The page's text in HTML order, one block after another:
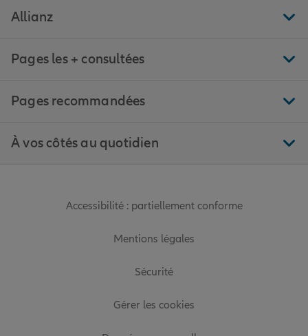
Allianz
Pages les + consultées
Pages recommandées
À vos côtés au quotidien
Accessibilité : partiellement conforme
Mentions légales
Sécurité
Gérer les cookies